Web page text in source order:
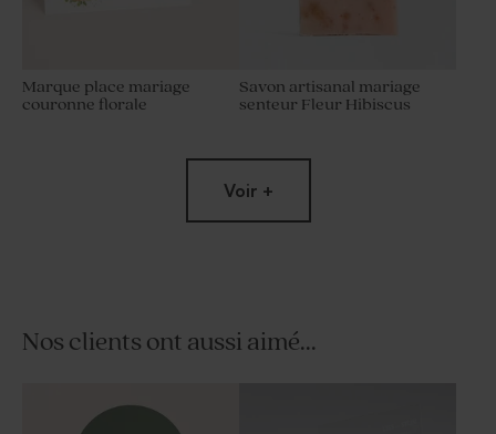
Marque place mariage
couronne florale
Savon artisanal mariage
senteur Fleur Hibiscus
senteur Citron
Voir +
Nos clients ont aussi aimé...